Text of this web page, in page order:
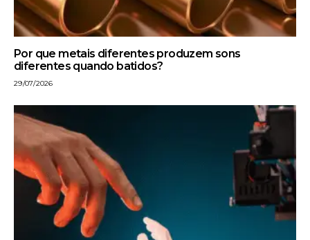
Por que metais diferentes produzem sons
diferentes quando batidos?
29/07/2026